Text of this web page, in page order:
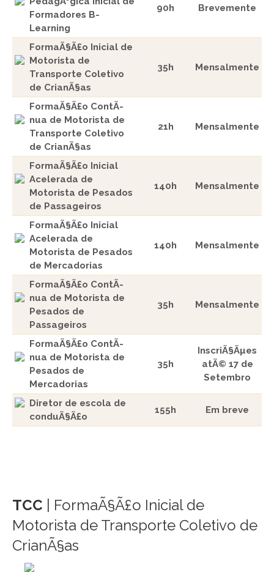
Formadores B-
Learning
90h Brevemente
FormaÃ§Ã£o Inicial de
Motorista de
Transporte Coletivo
de CrianÃ§as
35h Mensalmente
FormaÃ§Ã£o ContÃ­
nua de Motorista de
Transporte Coletivo
de CrianÃ§as
21h Mensalmente
FormaÃ§Ã£o Inicial
Acelerada de
Motorista de Pesados
de Passageiros
140h Mensalmente
FormaÃ§Ã£o Inicial
Acelerada de
Motorista de Pesados
de Mercadorias
140h Mensalmente
FormaÃ§Ã£o ContÃ­
nua de Motorista de
Pesados de
Passageiros
35h Mensalmente
FormaÃ§Ã£o ContÃ­
nua de Motorista de
Pesados de
Mercadorias
35h
InscriÃ§Ãµes
atÃ© 17 de
Setembro
Diretor de escola de
conduÃ§Ã£o
155h Em breve
TCC | FormaÃ§Ã£o Inicial de
Motorista de Transporte Coletivo de
CrianÃ§as